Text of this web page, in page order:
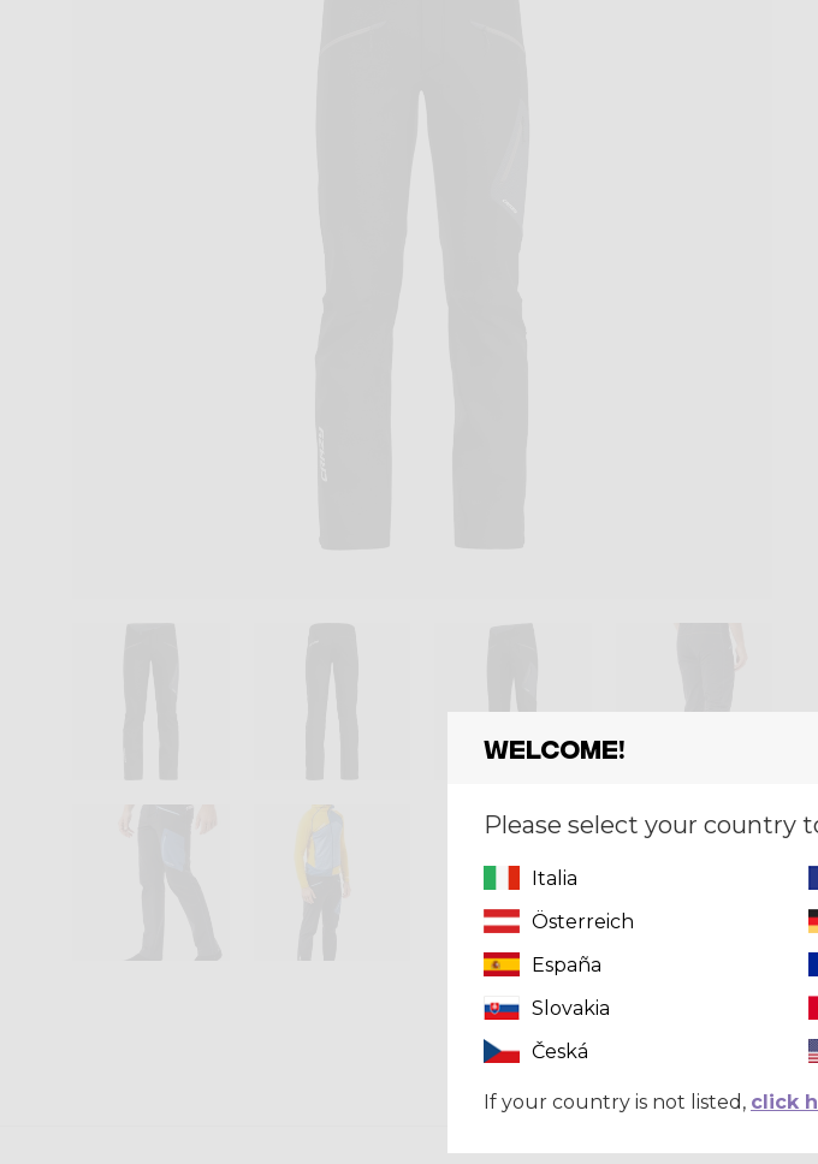
Welcome!
Please select your country
Italia
Österreich
España
Slovakia
Česká
If your country is not listed, click